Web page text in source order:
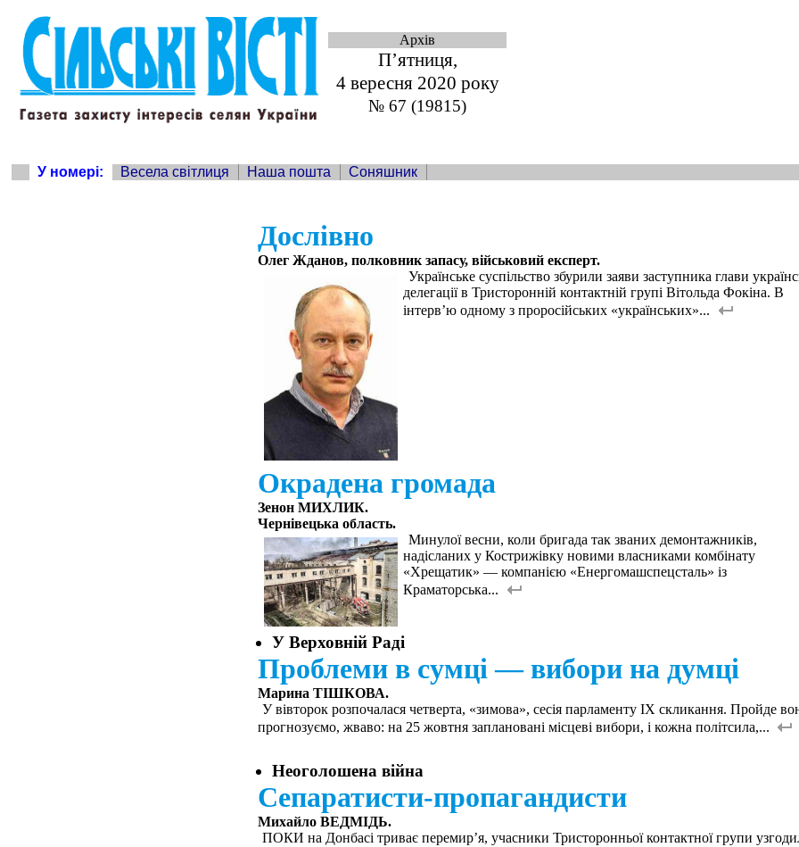
Архів
П’ятниця,
4 вересня 2020 року
№ 67 (19815)
У номері:
Весела світлиця Наша пошта Соняшник
Дослівно
Олег Жданов, полковник запасу, військовий експерт.
Українське суспільство збурили заяви заступника глави
делегації в Тристоронній контактній групі Вітольда Фокіна. В
інтерв’ю одному з проросійських «українських»...
Окрадена громада
Зенон МИХЛИК.
Чернівецька область.
Минулої весни, коли бригада так званих демонтажників,
надісланих у Кострижівку новими власниками комбінату
«Хрещатик» — компанією «Енергомашспецсталь» із
Краматорська...
У Верховній Раді
Проблеми в сумці — вибори на думці
Марина ТІШКОВА.
У вівторок розпочалася четверта, «зимова», сесія парламенту ІХ скликання. Пройде
прогнозуємо, жваво: на 25 жовтня заплановані місцеві вибори, і кожна політсила,...
Неоголошена війна
Сепаратисти-пропагандисти
Михайло ВЕДМІДЬ.
ПОКИ на Донбасі триває перемир’я, учасники Тристоронньої контактної групи